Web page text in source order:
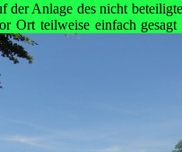
der Anlage des nicht
Ort teilweise einfach